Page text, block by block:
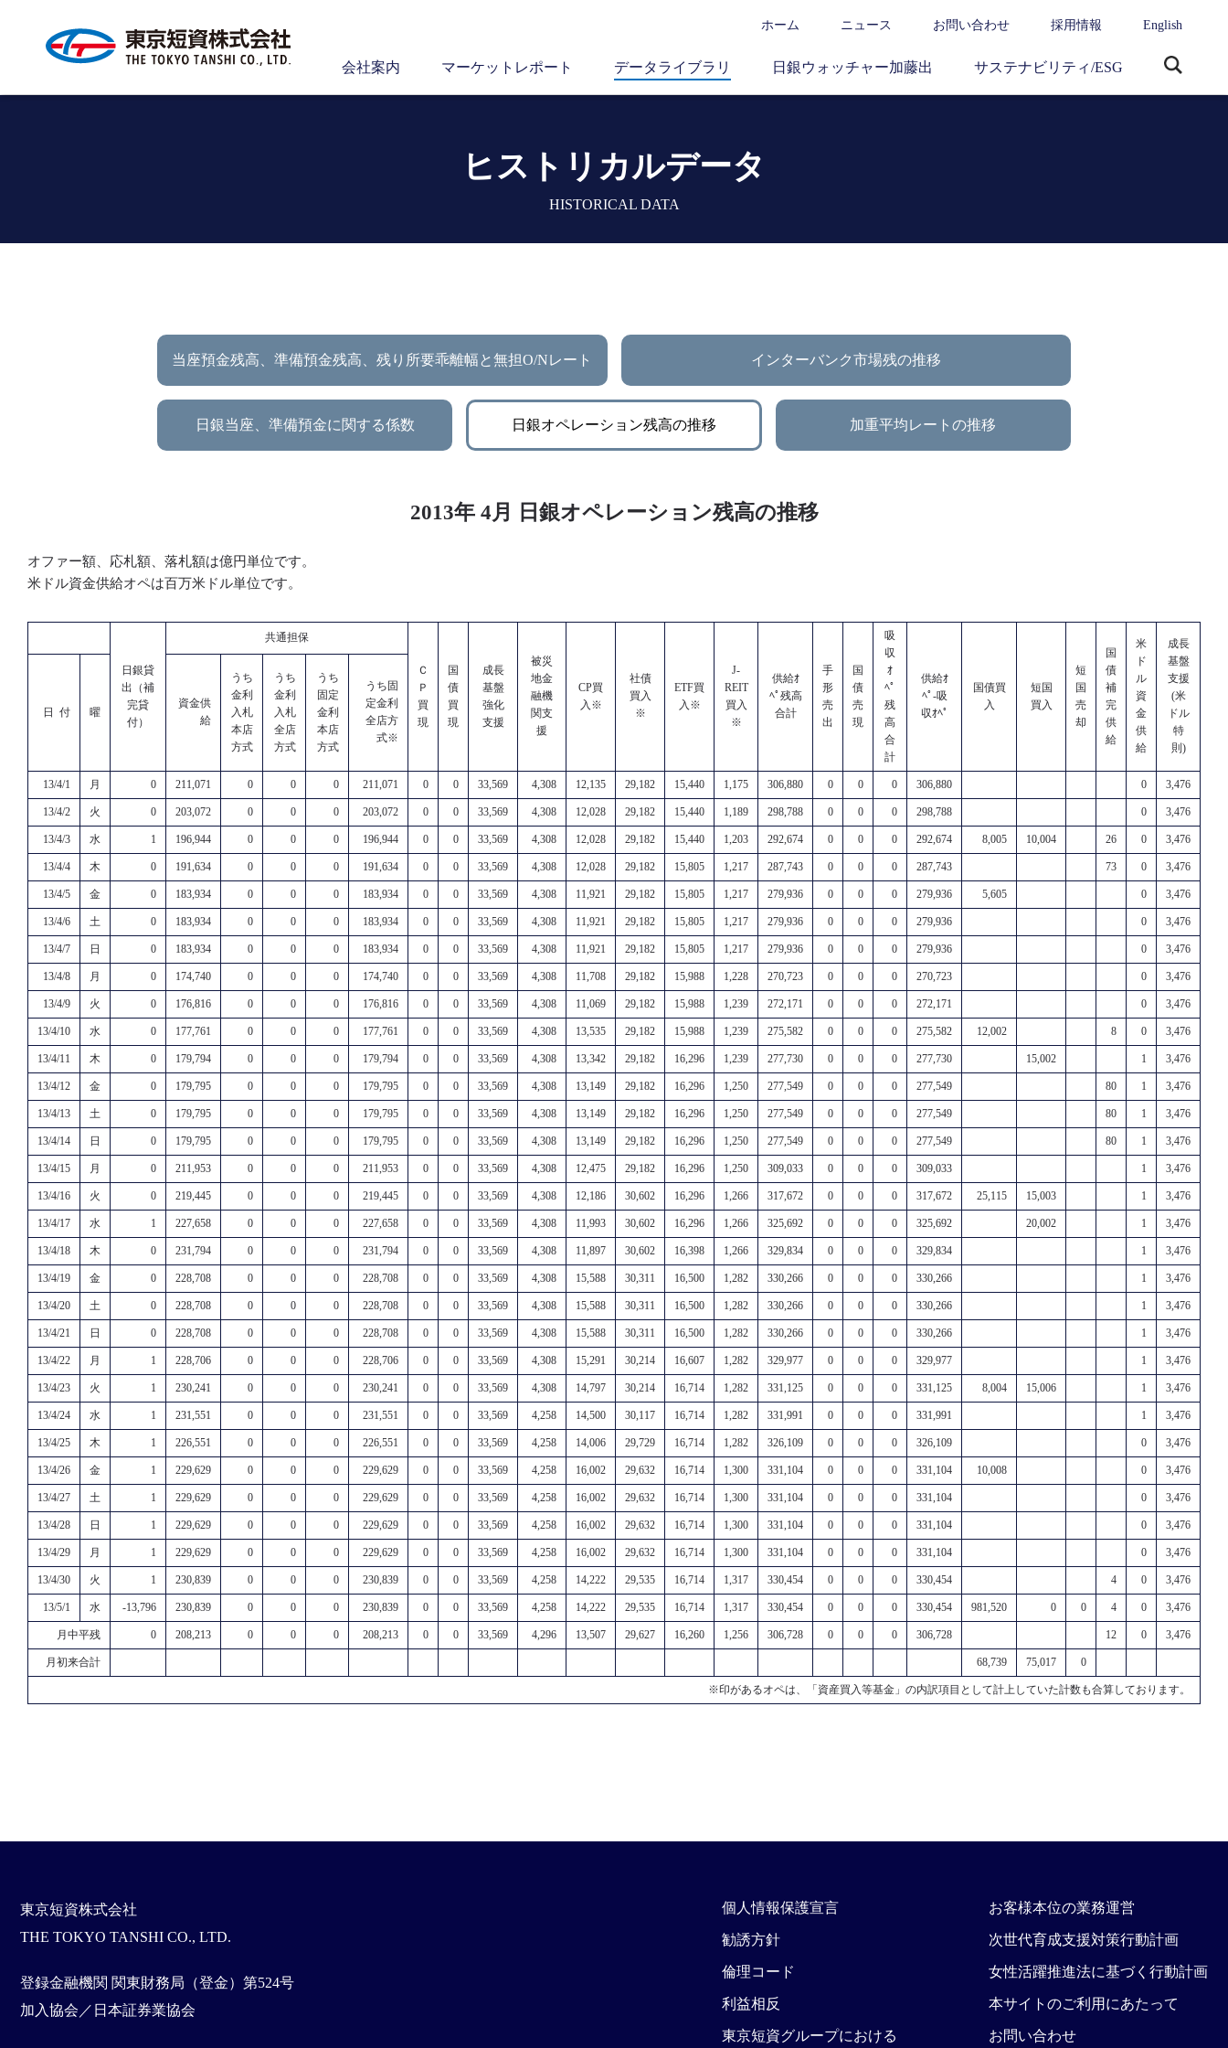
ホーム ニュース お問い合わせ 採用情報 English
会社案内 マーケットレポート データライブラリ 日銀ウォッチャー加藤出 サステナビリティ/ESG
ヒストリカルデータ
HISTORICAL DATA
当座預金残高、準備預金残高、残り所要乖離幅と無担O/Nレート インターバンク市場残の推移
日銀当座、準備預金に関する係数 日銀オペレーション残高の推移 加重平均レートの推移
2013年 4月 日銀オペレーション残高の推移
オファー額、応札額、落札額は億円単位です。
米ドル資金供給オペは百万米ドル単位です。
日銀貸
出（補
完貸
付）
共通担保
Ｃ
Ｐ
買
現
国
債
買
現
成長
基盤
強化
支援
被災
地金
融機
関支
援
CP買
入※
社債
買入
※
ETF買
入※
J-
REIT
買入
※
供給ｵ
ﾍﾟ残高
合計
手
形
売
出
国
債
売
現
吸
収
ｵ
ﾍﾟ
残
高
合
計
供給ｵ
ﾍﾟ-吸
収ｵﾍﾟ
国債買
入
短国
買入
短
国
売
却
国
債
補
完
供
給
米
ド
ル
資
金
供
給
成長
基盤
支援
(米
ドル
特
則)
日 付 曜
資金供
給
うち
金利
入札
本店
方式
うち
金利
入札
全店
方式
うち
固定
金利
本店
方式
うち固
定金利
全店方
式※
13/4/1 月 0 211,071 0 0 0 211,071 0 0 33,569 4,308 12,135 29,182 15,440 1,175 306,880 0 0 0 306,880 0 3,476
13/4/2 火 0 203,072 0 0 0 203,072 0 0 33,569 4,308 12,028 29,182 15,440 1,189 298,788 0 0 0 298,788 0 3,476
13/4/3 水 1 196,944 0 0 0 196,944 0 0 33,569 4,308 12,028 29,182 15,440 1,203 292,674 0 0 0 292,674 8,005 10,004 26 0 3,476
13/4/4 木 0 191,634 0 0 0 191,634 0 0 33,569 4,308 12,028 29,182 15,805 1,217 287,743 0 0 0 287,743 73 0 3,476
13/4/5 金 0 183,934 0 0 0 183,934 0 0 33,569 4,308 11,921 29,182 15,805 1,217 279,936 0 0 0 279,936 5,605 0 3,476
13/4/6 土 0 183,934 0 0 0 183,934 0 0 33,569 4,308 11,921 29,182 15,805 1,217 279,936 0 0 0 279,936 0 3,476
13/4/7 日 0 183,934 0 0 0 183,934 0 0 33,569 4,308 11,921 29,182 15,805 1,217 279,936 0 0 0 279,936 0 3,476
13/4/8 月 0 174,740 0 0 0 174,740 0 0 33,569 4,308 11,708 29,182 15,988 1,228 270,723 0 0 0 270,723 0 3,476
13/4/9 火 0 176,816 0 0 0 176,816 0 0 33,569 4,308 11,069 29,182 15,988 1,239 272,171 0 0 0 272,171 0 3,476
13/4/10 水 0 177,761 0 0 0 177,761 0 0 33,569 4,308 13,535 29,182 15,988 1,239 275,582 0 0 0 275,582 12,002 8 0 3,476
13/4/11 木 0 179,794 0 0 0 179,794 0 0 33,569 4,308 13,342 29,182 16,296 1,239 277,730 0 0 0 277,730 15,002 1 3,476
13/4/12 金 0 179,795 0 0 0 179,795 0 0 33,569 4,308 13,149 29,182 16,296 1,250 277,549 0 0 0 277,549 80 1 3,476
13/4/13 土 0 179,795 0 0 0 179,795 0 0 33,569 4,308 13,149 29,182 16,296 1,250 277,549 0 0 0 277,549 80 1 3,476
13/4/14 日 0 179,795 0 0 0 179,795 0 0 33,569 4,308 13,149 29,182 16,296 1,250 277,549 0 0 0 277,549 80 1 3,476
13/4/15 月 0 211,953 0 0 0 211,953 0 0 33,569 4,308 12,475 29,182 16,296 1,250 309,033 0 0 0 309,033 1 3,476
13/4/16 火 0 219,445 0 0 0 219,445 0 0 33,569 4,308 12,186 30,602 16,296 1,266 317,672 0 0 0 317,672 25,115 15,003 1 3,476
13/4/17 水 1 227,658 0 0 0 227,658 0 0 33,569 4,308 11,993 30,602 16,296 1,266 325,692 0 0 0 325,692 20,002 1 3,476
13/4/18 木 0 231,794 0 0 0 231,794 0 0 33,569 4,308 11,897 30,602 16,398 1,266 329,834 0 0 0 329,834 1 3,476
13/4/19 金 0 228,708 0 0 0 228,708 0 0 33,569 4,308 15,588 30,311 16,500 1,282 330,266 0 0 0 330,266 1 3,476
13/4/20 土 0 228,708 0 0 0 228,708 0 0 33,569 4,308 15,588 30,311 16,500 1,282 330,266 0 0 0 330,266 1 3,476
13/4/21 日 0 228,708 0 0 0 228,708 0 0 33,569 4,308 15,588 30,311 16,500 1,282 330,266 0 0 0 330,266 1 3,476
13/4/22 月 1 228,706 0 0 0 228,706 0 0 33,569 4,308 15,291 30,214 16,607 1,282 329,977 0 0 0 329,977 1 3,476
13/4/23 火 1 230,241 0 0 0 230,241 0 0 33,569 4,308 14,797 30,214 16,714 1,282 331,125 0 0 0 331,125 8,004 15,006 1 3,476
13/4/24 水 1 231,551 0 0 0 231,551 0 0 33,569 4,258 14,500 30,117 16,714 1,282 331,991 0 0 0 331,991 1 3,476
13/4/25 木 1 226,551 0 0 0 226,551 0 0 33,569 4,258 14,006 29,729 16,714 1,282 326,109 0 0 0 326,109 0 3,476
13/4/26 金 1 229,629 0 0 0 229,629 0 0 33,569 4,258 16,002 29,632 16,714 1,300 331,104 0 0 0 331,104 10,008 0 3,476
13/4/27 土 1 229,629 0 0 0 229,629 0 0 33,569 4,258 16,002 29,632 16,714 1,300 331,104 0 0 0 331,104 0 3,476
13/4/28 日 1 229,629 0 0 0 229,629 0 0 33,569 4,258 16,002 29,632 16,714 1,300 331,104 0 0 0 331,104 0 3,476
13/4/29 月 1 229,629 0 0 0 229,629 0 0 33,569 4,258 16,002 29,632 16,714 1,300 331,104 0 0 0 331,104 0 3,476
13/4/30 火 1 230,839 0 0 0 230,839 0 0 33,569 4,258 14,222 29,535 16,714 1,317 330,454 0 0 0 330,454 4 0 3,476
13/5/1 水 -13,796 230,839 0 0 0 230,839 0 0 33,569 4,258 14,222 29,535 16,714 1,317 330,454 0 0 0 330,454 981,520 0 0 4 0 3,476
月中平残 0 208,213 0 0 0 208,213 0 0 33,569 4,296 13,507 29,627 16,260 1,256 306,728 0 0 0 306,728 12 0 3,476
月初来合計 68,739 75,017 0
※印があるオペは、「資産買入等基金」の内訳項目として計上していた計数も合算しております。
東京短資株式会社
THE TOKYO TANSHI CO., LTD.
登録金融機関 関東財務局（登金）第524号
加入協会／日本証券業協会
個人情報保護宣言
勧誘方針
倫理コード
利益相反
東京短資グループにおける
お客様本位の業務運営
次世代育成支援対策行動計画
女性活躍推進法に基づく行動計画
本サイトのご利用にあたって
お問い合わせ